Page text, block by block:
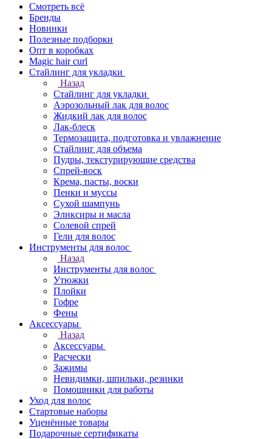
Смотреть всё
Бренды
Новинки
Полезные подборки
Опт в коробках
Magic hair curl
Стайлинг для укладки
Назад
Стайлинг для укладки
Аэрозольный лак для волос
Жидкий лак для волос
Лак-блеск
Термозащита, подготовка и увлажнение
Стайлинг для объема
Пудры, текстурирующие средства
Спрей-воск
Крема, пасты, воски
Пенки и муссы
Сухой шампунь
Эликсиры и масла
Солевой спрей
Гели для волос
Инструменты для волос
Назад
Инструменты для волос
Утюжки
Плойки
Гофре
Фены
Аксессуары
Назад
Аксессуары
Расчески
Зажимы
Невидимки, шпильки, резинки
Помощники для работы
Уход для волос
Стартовые наборы
Уценённые товары
Подарочные сертификаты